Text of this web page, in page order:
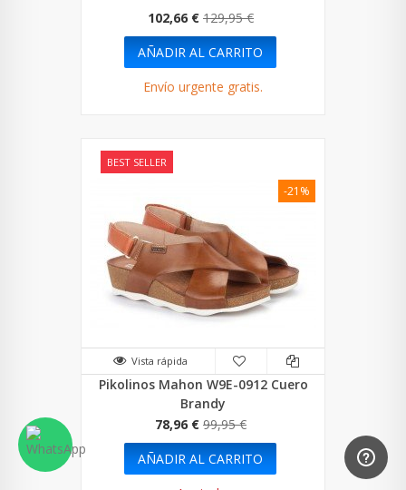
102,66 € 129,95 €
AÑADIR AL CARRITO
Envío urgente gratis.
BEST SELLER
Vista rápida
Pikolinos Mahon W9E-0912 Cuero
Brandy
78,96 € 99,95 €
-21%
AÑADIR AL CARRITO